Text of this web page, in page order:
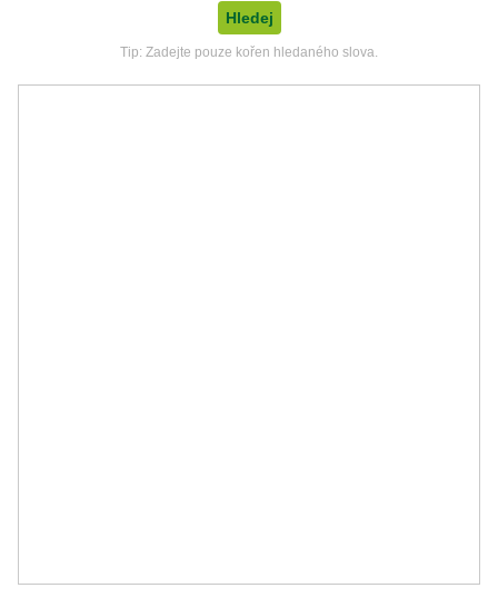
Tip: Zadejte pouze kořen hledaného slova.